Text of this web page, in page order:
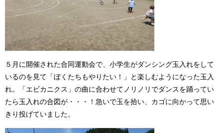
５月に開催された合同運動会で、小学生がダンシング玉入れをして
いるのを見て「ぼくたちもやりたい！」と楽しむようになった玉入
れ。「エビカニクス」の曲に合わせてノリノリでダンスを踊ってい
たら玉入れの合図が・・・！急いで玉を拾い、カゴに向かって思い
きり投げていました。